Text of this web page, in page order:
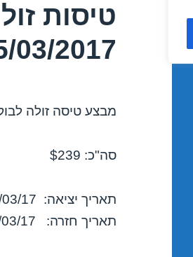
טיסות
03/2017
מבצע טיסה זולה
סה"כ: $239
תאריך יציאה: 05/03/17
תאריך חזרה: 10/03/17